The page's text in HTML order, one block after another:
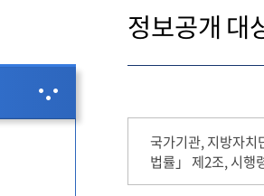
정보공개 대
국가기관, 지방자치
법률」 제2조, 시행